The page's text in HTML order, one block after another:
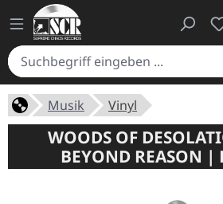
Musik Vinyl
WOODS OF
BEYOND REASON |